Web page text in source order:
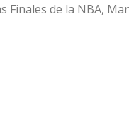
Finales de la NBA,